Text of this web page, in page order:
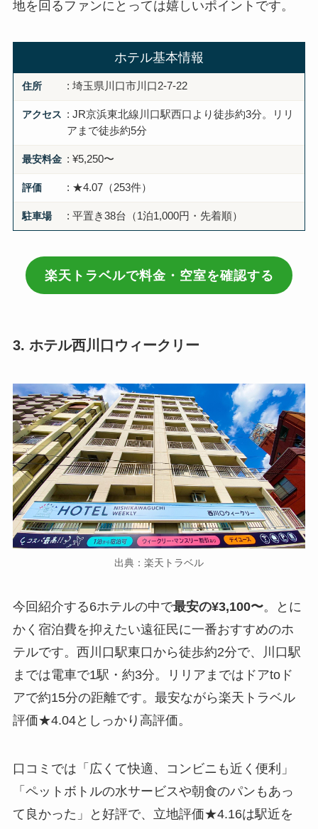
地を回るファンにとっては嬉しいポイントです。
ホテル基本情報
住所 : 埼玉県川口市川口2-7-22
アクセス : JR京浜東北線川口駅西口より徒歩約3分。リリ
アまで徒歩約5分
最安料金 : ¥5,250〜
評価 : ★4.07（253件）
駐車場 : 平置き38台（1泊1,000円・先着順）
楽天トラベルで料金・空室を確認する
3. ホテル西川口ウィークリー
出典：楽天トラベル
今回紹介する6ホテルの中で最安の¥3,100〜。とに
かく宿泊費を抑えたい遠征民に一番おすすめのホ
テルです。西川口駅東口から徒歩約2分で、川口駅
までは電車で1駅・約3分。リリアまではドアtoド
アで約15分の距離です。最安ながら楽天トラベル
評価★4.04としっかり高評価。
口コミでは「広くて快適、コンビニも近く便利」
「ペットボトルの水サービスや朝食のパンもあっ
て良かった」と好評で、立地評価★4.16は駅近を